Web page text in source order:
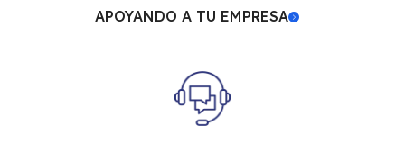
APOYANDO A TU EMPRESA